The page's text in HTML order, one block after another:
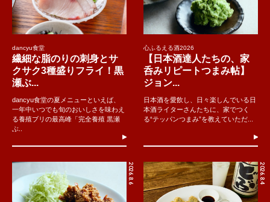
dancyu食堂
繊細な脂のりの刺身とサ
クサク3種盛りフライ！黒
瀬ぶ...
dancyu食堂の夏メニューといえば、
一年中いつでも旬のおいしさを味わえ
る養殖ブリの最高峰「完全養殖 黒瀬
ぶ..
心ふるえる酒2026
【日本酒達人たちの、家
呑みリピートつまみ帖】
ジョン...
日本酒を愛飲し、日々楽しんでいる日
本酒ライターさんたちに、家でつく
る“テッパンつまみ”を教えていただ...
2026.8.6 2026.8.4